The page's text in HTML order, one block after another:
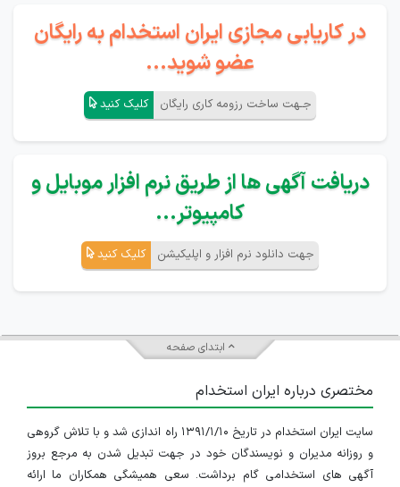
در کاریابی مجازی ایران استخدام به رایگان
عضو شوید...
جـهت ساخت رزومه کاری رایگان کلیک کنید
دریافت آگهی ها از طریق نرم افزار موبایل و
کامپیوتر...
جهت دانلود نرم افزار و اپلیکیشن کلیک کنید
ابتدای صفحه
مختصری درباره ایران استخدام
سایت ایران استخدام در تاریخ ۱۳۹۱/۱/۱۰ راه اندازی شد و با تلاش گروهی
و روزانه مدیران و نویسندگان خود در جهت تبدیل شدن به مرجع بروز
آگهی های استخدامی گام برداشت. سعی همیشگی همکاران ما ارائه